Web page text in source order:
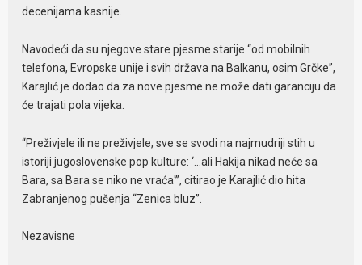
decenijama kasnije.
Navodeći da su njegove stare pjesme starije “od mobilnih
telefona, Evropske unije i svih država na Balkanu, osim Grčke”,
Karajlić je dodao da za nove pjesme ne može dati garanciju da
će trajati pola vijeka.
“Preživjele ili ne preživjele, sve se svodi na najmudriji stih u
istoriji jugoslovenske pop kulture: ‘…ali Hakija nikad neće sa
Bara, sa Bara se niko ne vraća'”, citirao je Karajlić dio hita
Zabranjenog pušenja “Zenica bluz”.
Nezavisne